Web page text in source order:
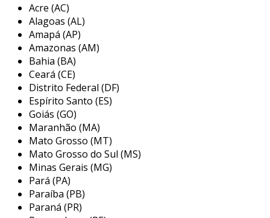
e à corrosão. o grafite, como material, oferece
uma excelente lubrificação e redução de atrito,
o que não só aumenta a durabilidade do selo,
mas também melhora sua eficiência
operacional. essa combinação de attributes faz
do selo mecânico grafite uma escolha bastante
popular em várias indústrias, incluindo
petróleo, gás, química e farmacêutica.
principais aplicações do selo
mecânico grafite
os selos mecânicos grafite têm um amplo
espectro de aplicações, sendo utilizados em
diversas indústrias onde a vedação de fluidos é
Acre (AC)
Alagoas (AL)
Amapá (AP)
Amazonas (AM)
Bahia (BA)
Ceará (CE)
Distrito Federal (DF)
Espírito Santo (ES)
Goiás (GO)
Maranhão (MA)
Mato Grosso (MT)
Mato Grosso do Sul (MS)
Minas Gerais (MG)
Pará (PA)
Paraíba (PB)
Paraná (PR)